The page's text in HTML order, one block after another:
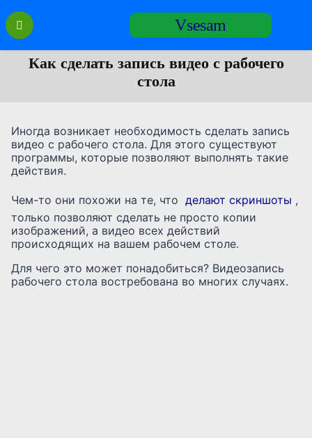
Перейти
содержанию
Vsesam
Как сделать запись видео с рабочего
стола
Иногда возникает необходимость сделать запись
видео с рабочего стола. Для этого существуют
программы, которые позволяют выполнять такие
действия.
Чем-то они похожи на те, что делают скриншоты ,
только позволяют сделать не просто копии
изображений, а видео всех действий
происходящих на вашем рабочем столе.
Для чего это может понадобиться? Видеозапись
рабочего стола востребована во многих случаях.